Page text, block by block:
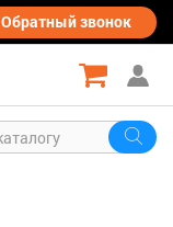
Обратныйзвонок